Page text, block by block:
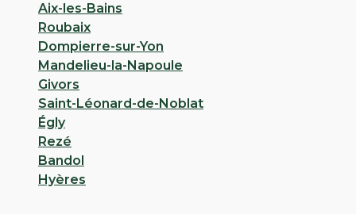
Aix-les-Bains
Roubaix
Dompierre-sur-Yon
Mandelieu-la-Napoule
Givors
Saint-Léonard-de-Noblat
Égly
Rezé
Bandol
Hyères